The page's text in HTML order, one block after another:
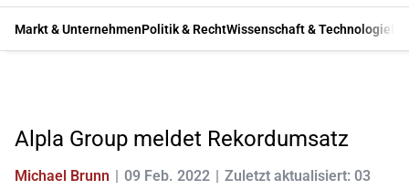
Markt & UnternehmenPolitik & RechtWissenschaft & Technologie
Alpla Group meldet Rekordumsatz
Michael Brunn 09 Feb. 2022
Zuletzt aktualisiert: 03